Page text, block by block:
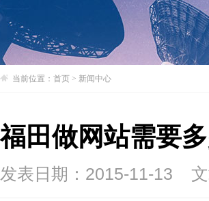
当前位置： 首页 > 新闻中心
福田做网站需要
发表日期：2015-11-13